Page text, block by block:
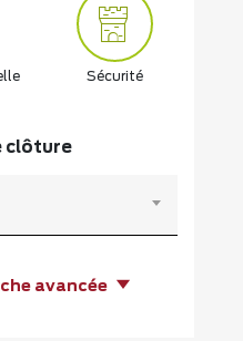
Sécurité
clôture
avancée